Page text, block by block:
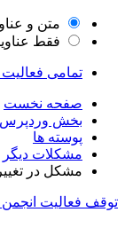
متن و
فقط
تمامی فعالیت
صفحه نخست
بخش وردپرس
پوسته ها
مشکلات دیگر
مشکل در
توقف فعالیت